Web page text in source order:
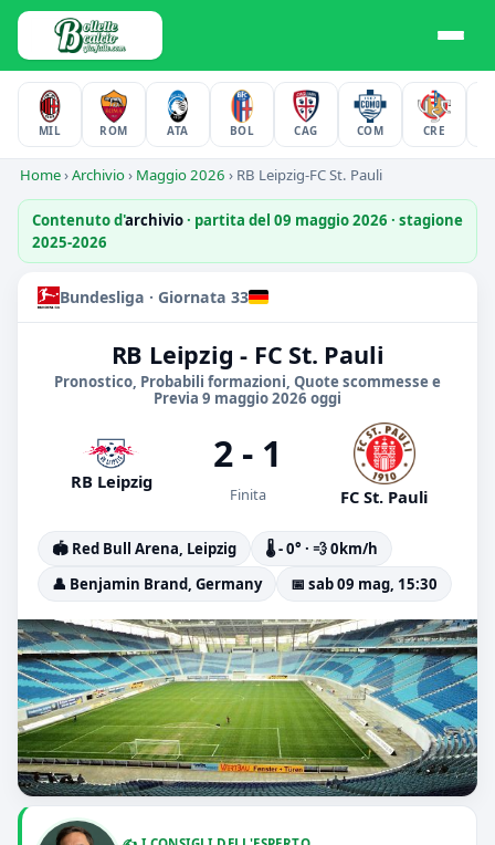
MIL ROM ATA BOL CAG COM CRE
Home›Archivio› Maggio 2026 › RB Leipzig-FC St. Pauli
Contenuto d'archivio· partita del 09 maggio 2026 · stagione
2025-2026
Bundesliga · Giornata 33
RB Leipzig - FC St. Pauli
Pronostico, Probabili formazioni, Quote scommesse e
Previa 9 maggio 2026 oggi
RB Leipzig
2 - 1
Finita FC St. Pauli
🏟️ Red Bull Arena, Leipzig
🌡️ - 0° · 💨 0km/h
👤 Benjamin Brand, Germany
📅 sab 09 mag, 15:30